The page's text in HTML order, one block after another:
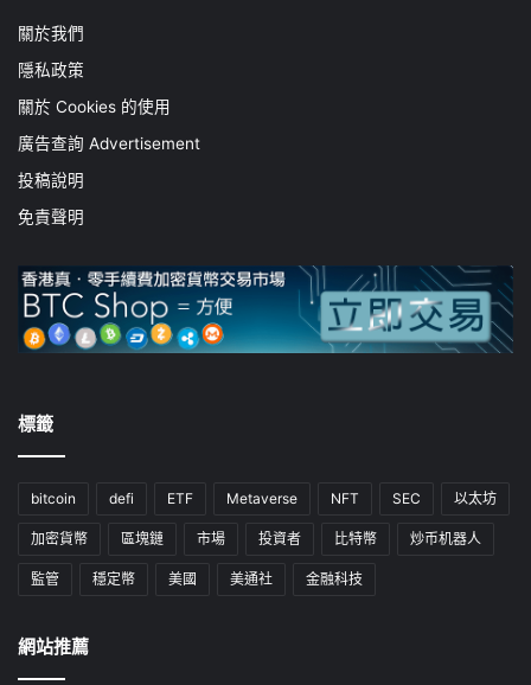
關於我們
隱私政策
關於 Cookies 的使用
廣告查詢 Advertisement
投稿說明
免責聲明
標籤
bitcoin defi ETF Metaverse NFT SEC 以太坊
加密貨幣 區塊鏈 市場 投資者 比特幣 炒币机器人
監管 穩定幣 美國 美通社 金融科技
網站推薦